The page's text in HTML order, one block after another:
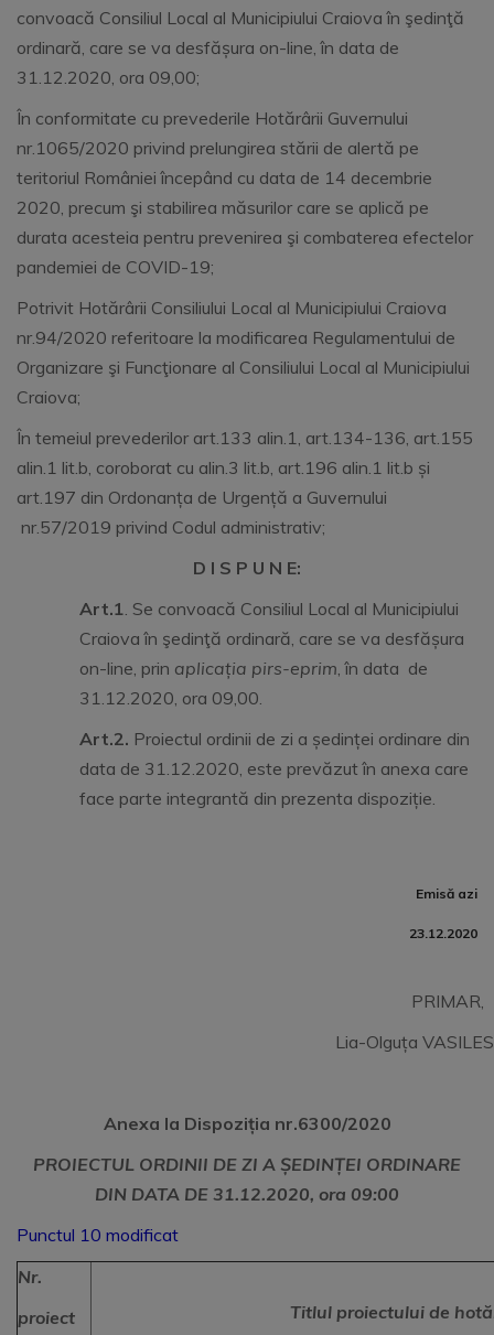
convoacă Consiliul Local al Municipiului Craiova în şedinţă
ordinară, care se va desfășura on-line, în data de
31.12.2020, ora 09,00;
În conformitate cu prevederile Hotărârii Guvernului
nr.1065/2020 privind prelungirea stării de alertă pe
teritoriul României începând cu data de 14 decembrie
2020, precum şi stabilirea măsurilor care se aplică pe
durata acesteia pentru prevenirea şi combaterea efectelor
pandemiei de COVID-19;
Potrivit Hotărârii Consiliului Local al Municipiului Craiova
nr.94/2020 referitoare la modificarea Regulamentului de
Organizare şi Funcţionare al Consiliului Local al Municipiului
Craiova;
În temeiul prevederilor art.133 alin.1, art.134-136, art.155
alin.1 lit.b, coroborat cu alin.3 lit.b, art.196 alin.1 lit.b și
art.197 din Ordonanța de Urgență a Guvernului
nr.57/2019 privind Codul administrativ;
D I S P U N E:
Art.1. Se convoacă Consiliul Local al Municipiului
Craiova în şedinţă ordinară, care se va desfășura
on-line, prin aplicația pirs-eprim, în data de
31.12.2020, ora 09,00.
Art.2. Proiectul ordinii de zi a ședinței ordinare din
data de 31.12.2020, este prevăzut în anexa care
face parte integrantă din prezenta dispoziție.
Emisă azi
23.12.2020
PRIMAR,
Lia-Olguța
Anexa la Dispoziția nr.6300/2020
PROIECTUL ORDINII DE ZI A ȘEDINȚEI ORDINARE
DIN DATA DE 31.12.2020, ora 09:00
Punctul 10 modificat
Nr.
proiect
Titlul proiectului de